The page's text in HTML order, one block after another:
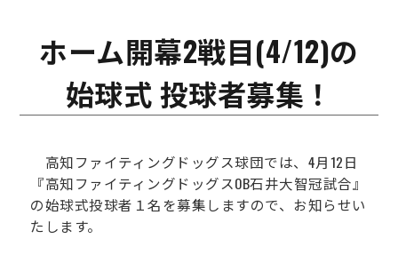
ホーム開幕2戦目(4/12)の
始球式 投球者募集！
高知ファイティングドッグス球団では、4月12日
『高知ファイティングドッグスOB石井大智冠試合』
の始球式投球者１名を募集しますので、お知らせい
たします。
スポンサー
アカデミー
初心者ガイド
新着情報
運営会社